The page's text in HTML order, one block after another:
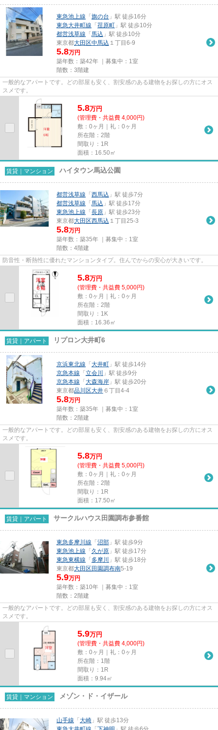
東急池上線 「 旗の台 」駅 徒歩16分
東急大井町線 「 荏原町 」駅 徒歩10分
都営浅草線 「 馬込 」駅 徒歩10分
東京都大田区中馬込 １丁目6-9
5.8万円
築年数：築42年 ｜募集中： 1室
階数：3階建
一般的なアパートです。どの部屋も安く、割安感のある建物をお探しの方にオス
スメです。
5.8万円
(管理費・共益費 4,000円)
敷：0ヶ月｜礼：0ヶ月
所在階：2階
間取り：1R
面積：16.50㎡
賃貸｜マンション ハイタウン馬込公園
都営浅草線 「 西馬込 」駅 徒歩7分
都営浅草線 「 馬込 」駅 徒歩17分
東急池上線 「 長原 」駅 徒歩23分
東京都大田区西馬込 １丁目25-3
5.8万円
築年数：築35年 ｜募集中： 1室
階数：4階建
防音性・断熱性に優れたマンションタイプ。住んでからの安心が大きいです。
5.8万円
(管理費・共益費 5,000円)
敷：0ヶ月｜礼：0ヶ月
所在階：2階
間取り：1K
面積：16.36㎡
賃貸｜アパート リプロン大井町6
京浜東北線 「 大井町 」駅 徒歩14分
京急本線 「 立会川
」駅 徒歩9分
京急本線 「 大森海岸 」駅 徒歩20分
東京都品川区大井 ６丁目4-4
5.8万円
築年数：築35年 ｜募集中： 1室
階数：2階建
一般的なアパートです。どの部屋も安く、割安感のある建物をお探しの方にオス
スメです。
5.8万円
(管理費・共益費 5,000円)
敷：0ヶ月｜礼：0ヶ月
所在階：2階
間取り：1R
面積：17.50㎡
賃貸｜アパート サークルハウス田園調布参番館
東急多摩川線 「 沼部 」駅 徒歩9分
東急池上線 「 久が原 」駅 徒歩17分
東急東横線 「 多摩川
」駅 徒歩18分
東京都大田区 田園調布南5-19
5.9万円
築年数：築10年 ｜募集中： 1室
階数：2階建
一般的なアパートです。どの部屋も安く、割安感のある建物をお探しの方にオス
スメです。
5.9万円
(管理費・共益費 4,000円)
敷：0ヶ月｜礼：0ヶ月
所在階：1階
間取り：1R
面積：9.94㎡
賃貸｜マンション メゾン・ド・イザール
山手線 「 大崎 」駅 徒歩13分